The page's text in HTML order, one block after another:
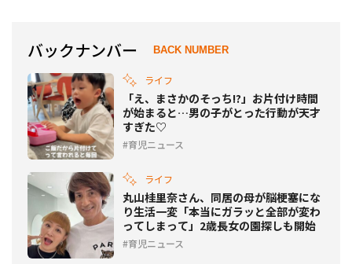
バックナンバー BACK NUMBER
ライフ
「え、まさかのそっち!?」お片付け時間
が始まると…男の子がとった行動が天才
すぎた♡
育児ニュース
ライフ
丸山桂里奈さん、同居の母が脳梗塞にな
り生活一変「本当にガラッと全部が変わ
ってしまって」2歳長女の園探しも開始
育児ニュース